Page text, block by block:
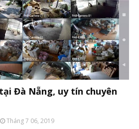
Đà Nẵng, uy tín chuyên
Tháng 7 06, 2019